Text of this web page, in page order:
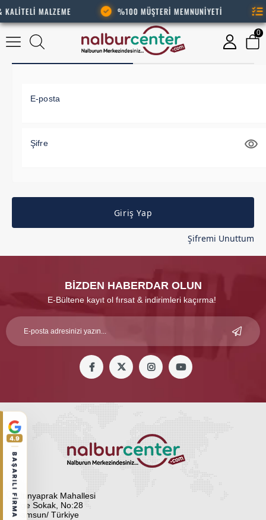
MALZEME %100 MÜŞTERİ MEMNUNİYETİ
4.9
BAŞARILI FİRMA
0
Giriş Yap Üye Ol
E-posta
Şifre
Giriş Yap
Şifremi Unuttum
BİZDEN HABERDAR OLUN
E-Bültene kayıt ol fırsat & indirimleri kaçırma!
Altınyaprak Mahallesi
Ege Sokak, No:28
Samsun/ Türkiye